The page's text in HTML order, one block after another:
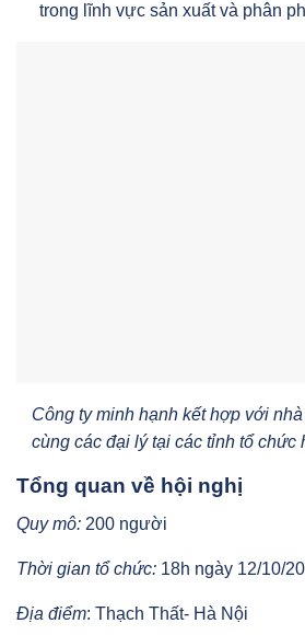
trong lĩnh vực sản xuất và phân
Công ty minh hạnh kết hợp với
cùng các đại lý tại các tỉnh tổ chức
Tổng quan về hội nghị
Quy mô: 200 người
Thời gian tổ chức: 18h ngày 12/10/
Địa điểm: Thạch Thất- Hà Nội